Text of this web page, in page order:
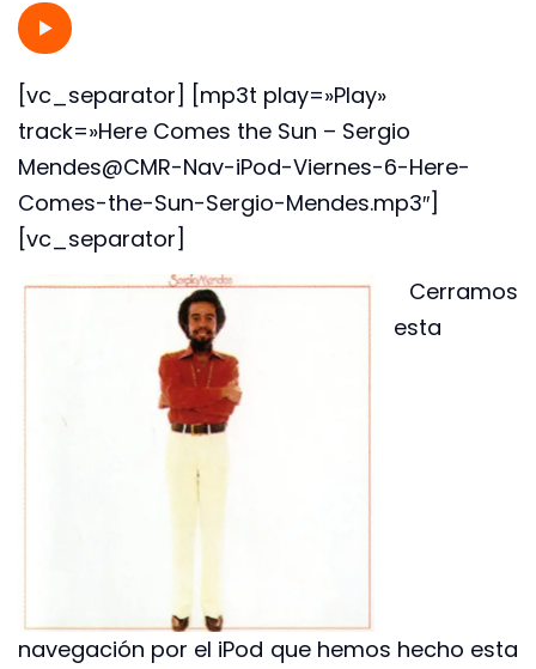
[vc_separator] [mp3t play=»Play»
track=»Here Comes the Sun – Sergio
Mendes@CMR-Nav-iPod-Viernes-6-Here-
Comes-the-Sun-Sergio-Mendes.mp3″]
[vc_separator]
Cerramos
esta
navegación por el iPod que hemos hecho esta